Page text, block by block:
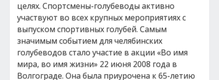
целях. Спортсмены-голубеводы активно
участвуют во всех крупных мероприятиях с
выпуском спортивных голубей. Самым
значимым событием для челябинских
голубеводов стало участие в акции «Во имя
мира, во имя жизни» 22 июня 2008 года в
Волгограде. Она была приурочена к 65-летию